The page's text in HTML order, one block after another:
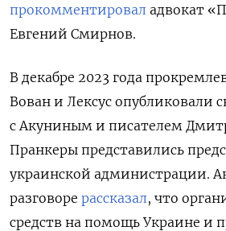
прокомментировал адвокат
Евгений Смирнов.
В декабре 2023 года
Вован и Лексус опубликовали
с Акуниным и писателем
Пранкеры представились
украинской администрации.
разговоре рассказал, что
средств на помощь Украине и